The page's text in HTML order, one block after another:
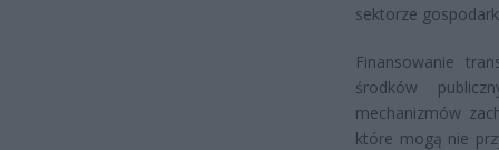
sektorze
Finansowanie
środków
mechanizmów
które mogą nie